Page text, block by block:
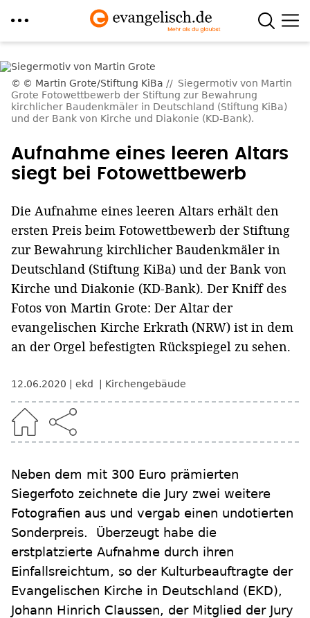
zum
Inhalt© Martin Grote/Stiftung KiBa
Siegermotiv von Martin
Grote Fotowettbewerb der Stiftung zur Bewahrung
kirchlicher Baudenkmäler in Deutschland (Stiftung KiBa)
und der Bank von Kirche und Diakonie (KD-Bank).
Aufnahme eines leeren Altars
siegt bei Fotowettbewerb
Die Aufnahme eines leeren Altars erhält den
ersten Preis beim Fotowettbewerb der Stiftung
zur Bewahrung kirchlicher Baudenkmäler in
Deutschland (Stiftung KiBa) und der Bank von
Kirche und Diakonie (KD-Bank). Der Kniff des
Fotos von Martin Grote: Der Altar der
evangelischen Kirche Erkrath (NRW) ist in dem
an der Orgel befestigten Rückspiegel zu sehen.
12.06.2020 ekd Kirchengebäude
Neben dem mit 300 Euro prämierten
Siegerfoto zeichnete die Jury zwei weitere
Fotografien aus und vergab einen undotierten
Sonderpreis. Überzeugt habe die
erstplatzierte Aufnahme durch ihren
Einfallsreichtum, so der Kulturbeauftragte der
Evangelischen Kirche in Deutschland (EKD),
Johann Hinrich Claussen, der Mitglied der Jury